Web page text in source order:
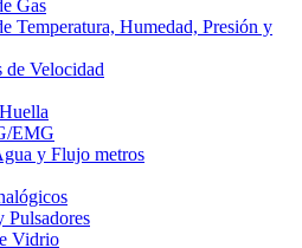
Gas
Temperatura, Humedad, Presión y
de Velocidad
EMG
y Flujo metros
Pulsadores
Vidrio